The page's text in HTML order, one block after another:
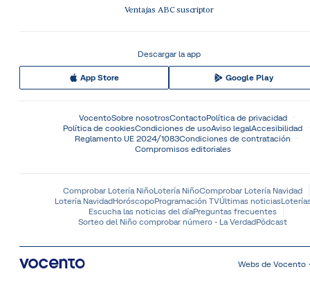
Ventajas ABC suscriptor
Descargar la app
App Store Google Play
VocentoSobre nosotrosContactoPolítica de privacidad
Política de cookiesCondiciones de usoAviso legalAccesibilidad
Reglamento UE 2024/1083Condiciones de contratación
Compromisos editoriales
Comprobar Lotería NiñoLotería NiñoComprobar Lotería Navidad
Lotería NavidadHoróscopoProgramación TVÚltimas noticias
Escucha las noticias del díaPreguntas frecuentes
Sorteo del Niño comprobar número - La VerdadPódcast
Webs de Vocento